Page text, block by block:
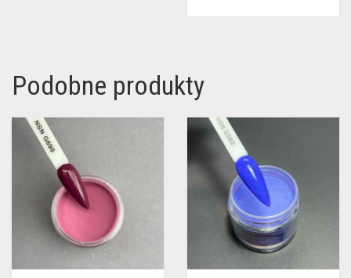
Podobne produkty